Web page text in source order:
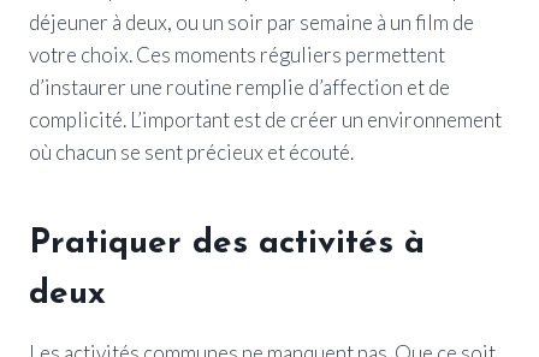
déjeuner à deux, ou un soir par semaine à un film de
votre choix. Ces moments réguliers permettent
d’instaurer une routine remplie d’affection et de
complicité. L’important est de créer un environnement
où chacun se sent précieux et écouté.
Pratiquer des activités à
deux